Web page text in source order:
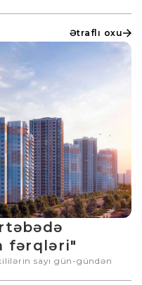
Ətraflı oxu
fərqləri"
sayı gün-gündən